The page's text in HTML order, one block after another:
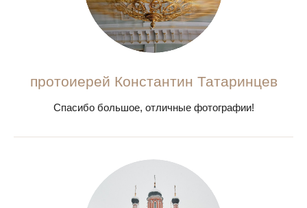
протоиерей Константин Татаринцев
Спасибо большое, отличные фотографии!